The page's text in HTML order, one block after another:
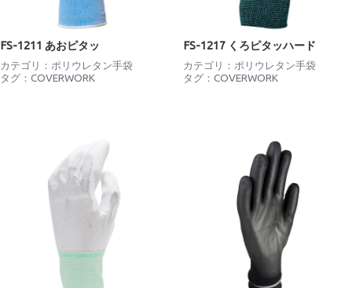
FS-1211 あおピタッ
カテゴリ： ポリウレタン手袋
タグ： COVERWORK
FS-1217 くろピタッハード
カテゴリ： ポリウレタン手袋
タグ： COVERWORK